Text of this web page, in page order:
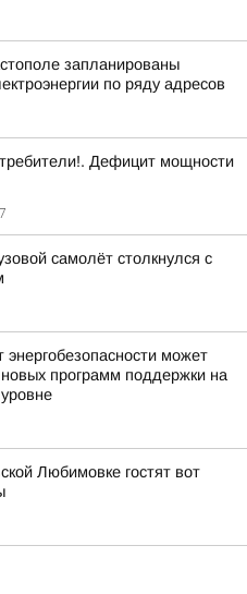
запланированы
по ряду адресов
Дефицит мощности
самолёт столкнулся с
энергобезопасности может
программ поддержки на
Любимовке гостят вот